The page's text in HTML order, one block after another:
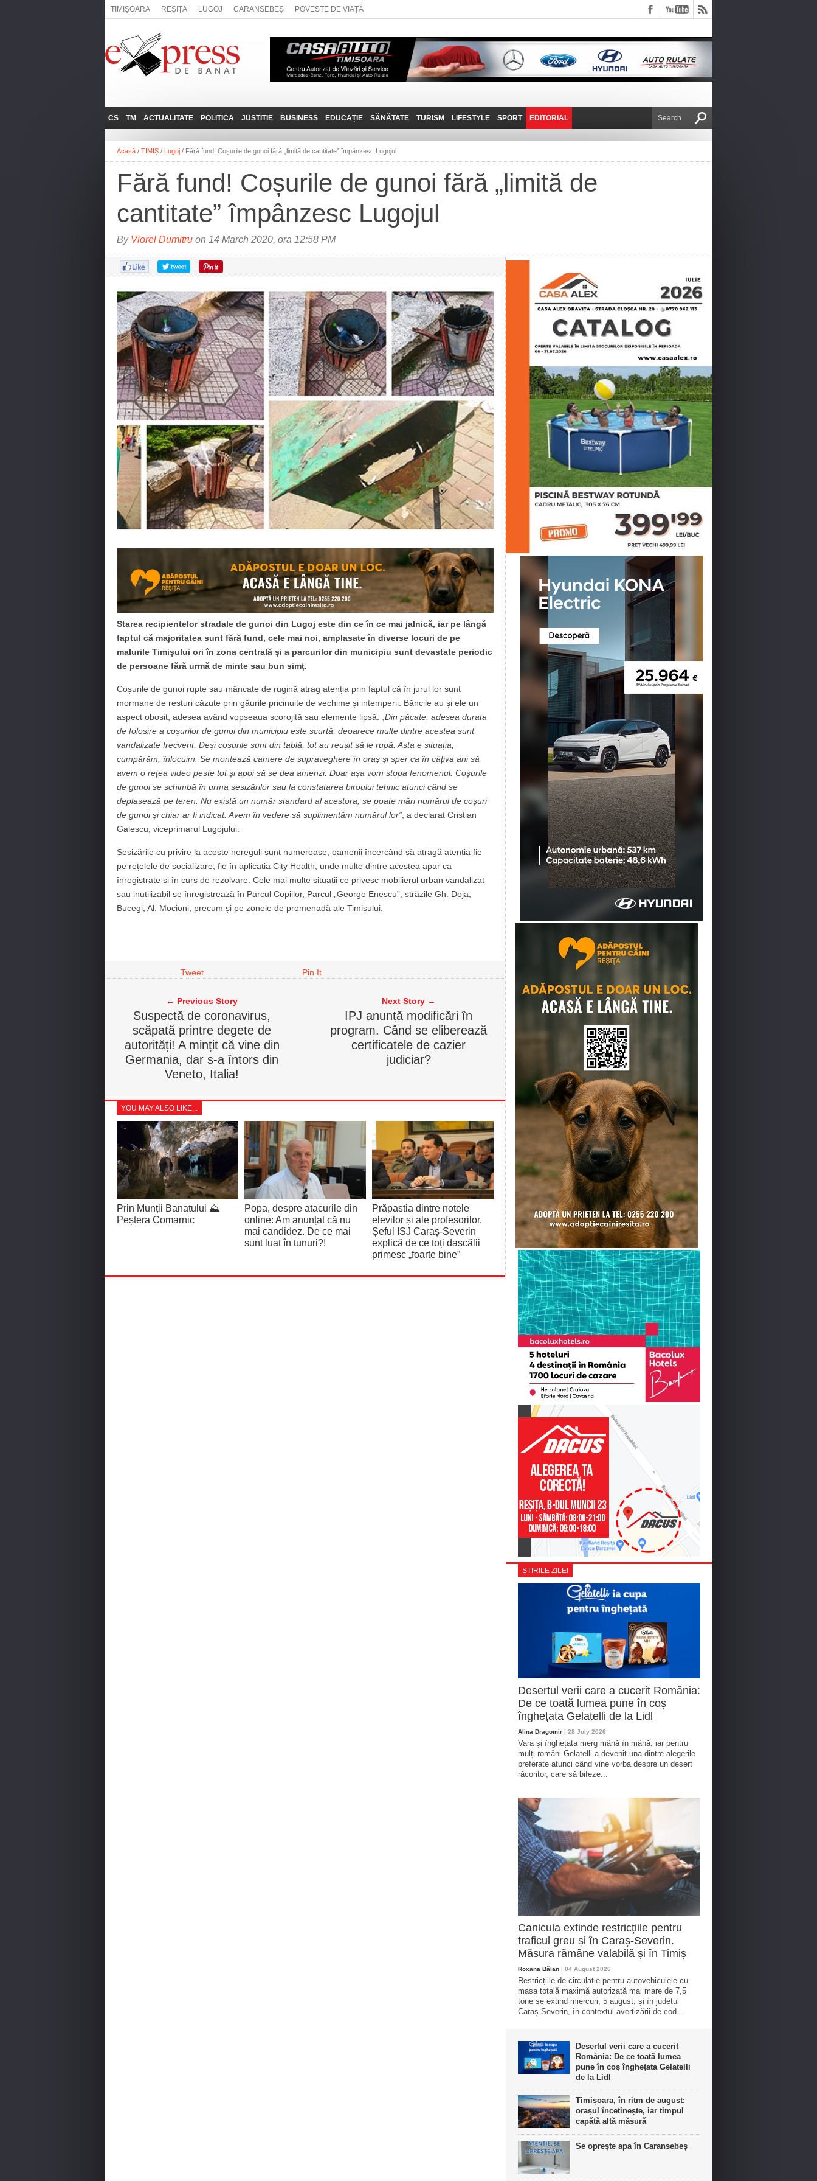
TIMIȘOARA REȘIȚA LUGOJ CARANSEBEȘ POVESTE DE VIAȚĂ
CS
REȘIȚA
CARANSEBEȘ
ANINA
BOCŞA
ORAVIȚA
OȚELU ROŞU
TM
LUGOJ
TIMIȘOARA
ACTUALITATE
ADMINISTRATIE
NAȚIONAL
SOCIAL
POLITICA
EXPRESSLIVE
INTERVIURILE
JUSTITIE BUSINESS
JOB-URI
TEHNIT
EDUCAȚIE SĂNĂTATE TURISM
PRIN MUNȚII
FANTASTICUL BANAT
TRAVEL VLOG
LIFESTYLE
POVESTE DE VIAȚĂ
SPORT EDITORIAL
DE VICTOR NAFIRU
Acasă / TIMIȘ / Lugoj / Fără fund! Coșurile de gunoi fără „limită de cantitate” împânzesc Lugojul
Fără fund! Coșurile de gunoi fără „limită de
cantitate” împânzesc Lugojul
By Viorel Dumitru on 14 March 2020, ora 12:58 PM
Starea recipientelor stradale de gunoi din Lugoj este din ce în ce mai jalnică, iar pe lângă
faptul că majoritatea sunt fără fund, cele mai noi, amplasate în diverse locuri de pe
malurile Timișului ori în zona centrală și a parcurilor din municipiu sunt devastate periodic
de persoane fără urmă de minte sau bun simț.
Coșurile de gunoi rupte sau mâncate de rugină atrag atenția prin faptul că în jurul lor sunt
mormane de resturi căzute prin găurile pricinuite de vechime și intemperii. Băncile au și ele un
aspect obosit, adesea având vopseaua scorojită sau elemente lipsă.
„Din păcate, adesea durata
de folosire a coșurilor de gunoi din municipiu este scurtă, deoarece multe dintre acestea sunt
vandalizate frecvent. Deși coșurile sunt din tablă, tot au reușit să le rupă. Asta e situația,
cumpărăm, înlocuim. Se montează camere de supraveghere în oraș și sper ca în câțiva ani să
avem o rețea video peste tot și apoi să se dea amenzi. Doar așa vom stopa fenomenul. Coșurile
de gunoi se schimbă în urma sesizărilor sau la constatarea biroului tehnic atunci când se
deplasează pe teren. Nu există un număr standard al acestora, se poate mări numărul de coșuri
de gunoi și chiar ar fi indicat. Avem în vedere să suplimentăm numărul lor” , a declarat Cristian
Galescu, viceprimarul Lugojului.
Sesizările cu privire la aceste nereguli sunt numeroase, oamenii încercând să atragă atenția fie
pe rețelele de socializare, fie în aplicația City Health, unde multe dintre acestea apar ca
înregistrate și în curs de rezolvare. Cele mai multe situații ce privesc mobilierul urban vandalizat
sau inutilizabil se înregistrează în Parcul Copiilor, Parcul „George Enescu”, străzile Gh. Doja,
Bucegi, Al. Mocioni, precum și pe zonele de promenadă ale Timișului.
Tweet Pin It
← Previous Story
Suspectă de coronavirus,
scăpată printre degete de
autorități! A mințit că vine din
Germania, dar s-a întors din
Veneto, Italia!
Next Story →
IPJ anunță modificări în
program. Când se eliberează
certificatele de cazier
judiciar?
YOU MAY ALSO LIKE...
Prin Munții Banatului ⛰️
Peștera Comarnic
Popa, despre atacurile din
online: Am anunțat că nu
mai candidez. De ce mai
sunt luat în tunuri?!
Prăpastia dintre notele
elevilor și ale profesorilor.
Șeful ISJ Caraș-Severin
explică de ce toți dascălii
primesc „foarte bine”
ȘTIRILE ZILEI
Desertul verii care a cucerit România:
De ce toată lumea pune în coș
înghețata Gelatelli de la Lidl
Alina Dragomir | 28 July 2026
Vara și înghețata merg mână în mână, iar pentru
mulți români Gelatelli a devenit una dintre alegerile
preferate atunci când vine vorba despre un desert
răcoritor, care să bifeze...
Canicula extinde restricțiile pentru
traficul greu și în Caraș-Severin.
Măsura rămâne valabilă și în Timiș
Roxana Bălan | 04 August 2026
Restricțiile de circulație pentru autovehiculele cu
masa totală maximă autorizată mai mare de 7,5
tone se extind miercuri, 5 august, și în județul
Caraș-Severin, în contextul avertizării de cod...
Desertul verii care a cucerit
România: De ce toată lumea
pune în coș înghețata Gelatelli
de la Lidl
Timișoara, în ritm de august:
orașul încetinește, iar timpul
capătă altă măsură
Se oprește apa în Caransebeș